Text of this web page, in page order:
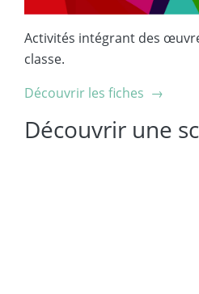
Activités intégrant des
classe.
Découvrir les fiches →
Découvrir une